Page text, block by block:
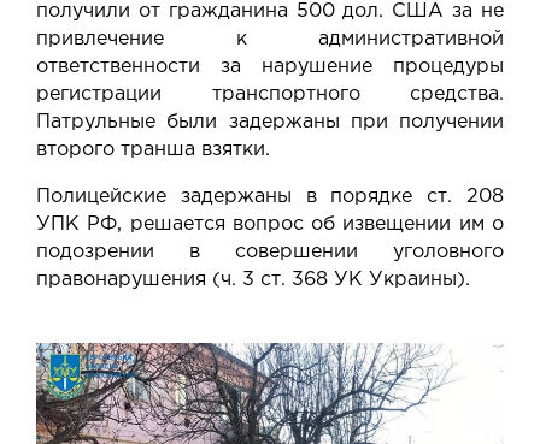
получили от гражданина 500 дол. США за не
привлечение к административной
ответственности за нарушение процедуры
регистрации транспортного средства.
Патрульные были задержаны при получении
второго транша взятки.
Полицейские задержаны в порядке ст. 208
УПК РФ, решается вопрос об извещении им о
подозрении в совершении уголовного
правонарушения (ч. 3 ст. 368 УК Украины).